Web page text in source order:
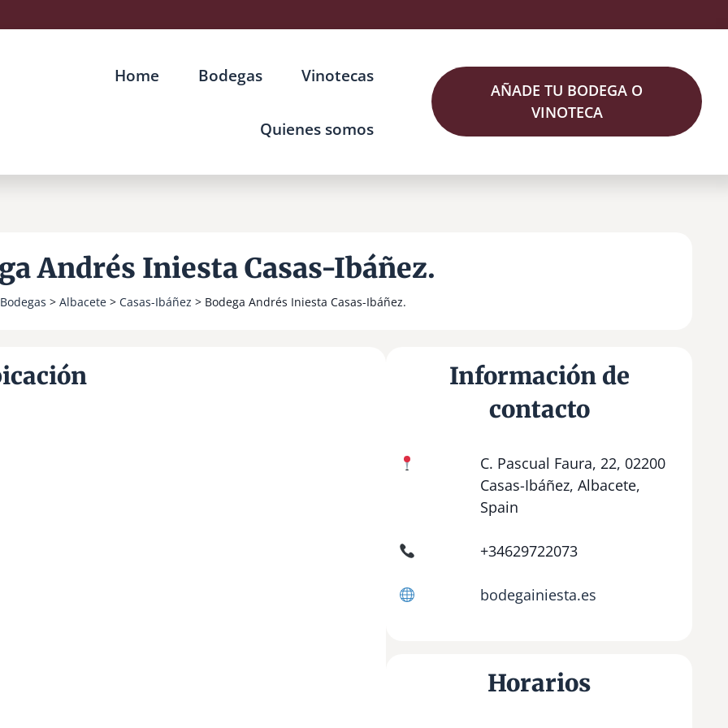
Home Bodegas Vinotecas
Quienes somos
AÑADE TU BODEGA O
VINOTECA
Andrés Iniesta Casas-Ibáñez.
Bodegas > Albacete > Casas-Ibáñez > Bodega Andrés Iniesta Casas-Ibáñez.
Información de
contacto
C. Pascual Faura, 22, 02200
Casas-Ibáñez, Albacete,
Spain
+34629722073
bodegainiesta.es
Horarios